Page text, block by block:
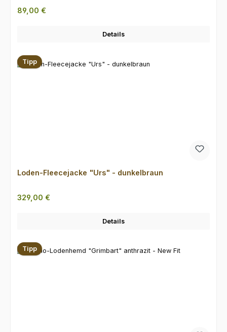
Regulärer Preis:
89,00 €
Details
Tipp
Loden-Fleecejacke "Urs" - dunkelbraun
Regulärer Preis:
329,00 €
Details
Tipp